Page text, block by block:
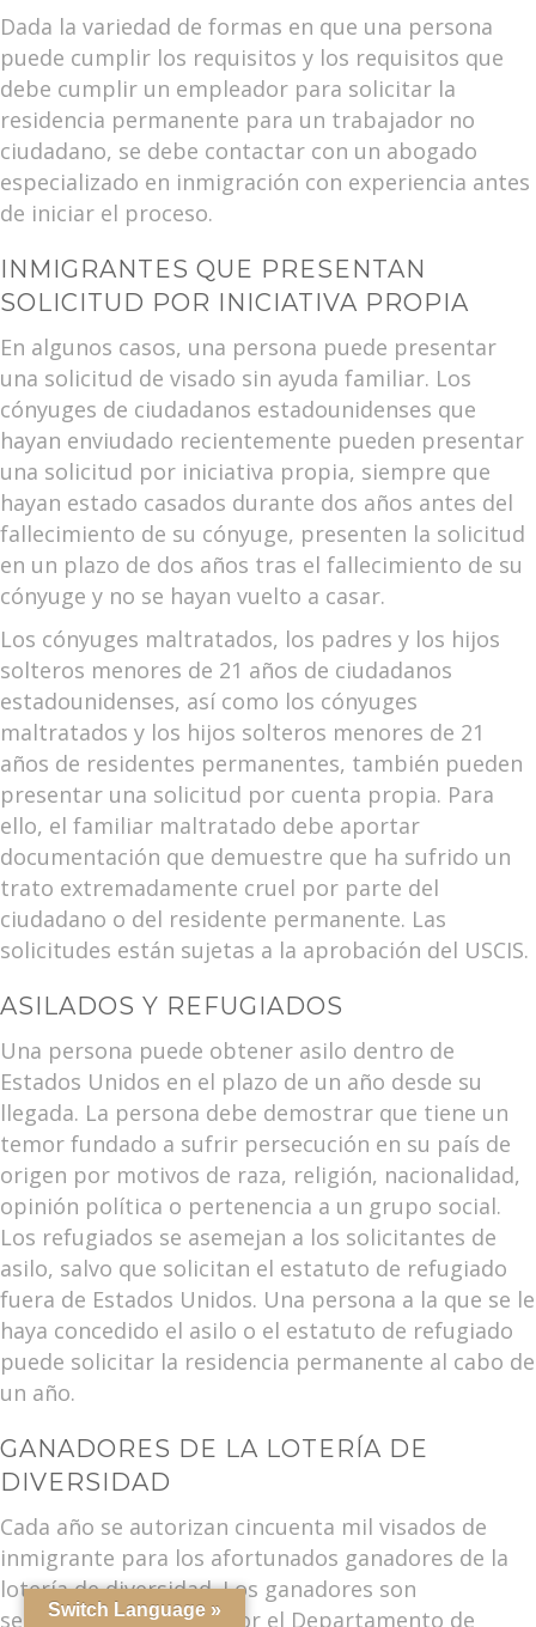
Dada la variedad de formas en que una persona
puede cumplir los requisitos y los requisitos que
debe cumplir un empleador para solicitar la
residencia permanente para un trabajador no
ciudadano, se debe contactar con un abogado
especializado en inmigración con experiencia antes
de iniciar el proceso.
INMIGRANTES QUE PRESENTAN
SOLICITUD POR INICIATIVA PROPIA
En algunos casos, una persona puede presentar
una solicitud de visado sin ayuda familiar. Los
cónyuges de ciudadanos estadounidenses que
hayan enviudado recientemente pueden presentar
una solicitud por iniciativa propia, siempre que
hayan estado casados durante dos años antes del
fallecimiento de su cónyuge, presenten la solicitud
en un plazo de dos años tras el fallecimiento de su
cónyuge y no se hayan vuelto a casar.
Los cónyuges maltratados, los padres y los hijos
solteros menores de 21 años de ciudadanos
estadounidenses, así como los cónyuges
maltratados y los hijos solteros menores de 21
años de residentes permanentes, también pueden
presentar una solicitud por cuenta propia. Para
ello, el familiar maltratado debe aportar
documentación que demuestre que ha sufrido un
trato extremadamente cruel por parte del
ciudadano o del residente permanente. Las
solicitudes están sujetas a la aprobación del USCIS.
ASILADOS Y REFUGIADOS
Una persona puede obtener asilo dentro de
Estados Unidos en el plazo de un año desde su
llegada. La persona debe demostrar que tiene un
temor fundado a sufrir persecución en su país de
origen por motivos de raza, religión, nacionalidad,
opinión política o pertenencia a un grupo social.
Los refugiados se asemejan a los solicitantes de
asilo, salvo que solicitan el estatuto de refugiado
fuera de Estados Unidos. Una persona a la que se le
haya concedido el asilo o el estatuto de refugiado
puede solicitar la residencia permanente al cabo de
un año.
GANADORES DE LA LOTERÍA DE
DIVERSIDAD
Cada año se autorizan cincuenta mil visados de
inmigrante para los afortunados ganadores de la
lotería de diversidad. Los ganadores son
seleccionados al azar por el Departamento de
Switch Language »